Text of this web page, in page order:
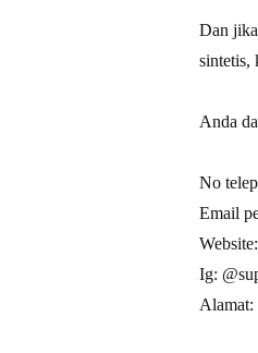
Dan
sintetis,
Anda
No
Email
Website:
Ig:
Alamat: